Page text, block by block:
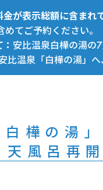
が表示総額に含まれ
てご予約ください。
：安比温泉白樺の湯の
温泉「白樺の湯」
白樺の湯
天風呂再